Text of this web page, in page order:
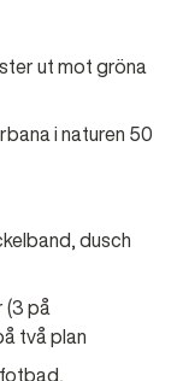
ut mot gröna
i naturen 50
dusch
(3 på
två plan